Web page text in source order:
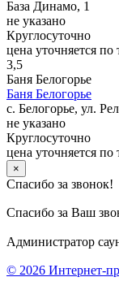
База Динамо, 1
не указано
Круглосуточно
цена уточняется по
3,5
Баня Белогорье
Баня Белогорье
с. Белогорье, ул.
не указано
Круглосуточно
цена уточняется по
×
Спасибо за звонок!
Спасибо за Ваш
Администратор
© 2026 Интернет-